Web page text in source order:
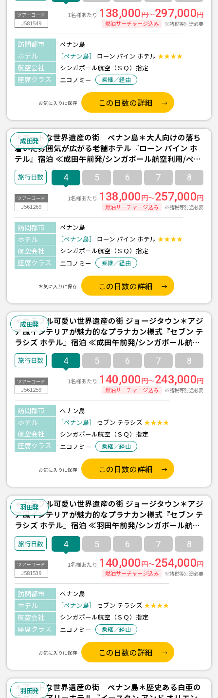
ツアーコード
J581549
1名様あたり 138,000円～297,000円
燃油サーチャージ込み ※諸税等別途必要
訪問都市 ペナン島
ホテル ［ペナン島］ ローン パイン ホテル ★★★★
航空会社 シンガポール航空（ＳＱ）指定
座席クラス エコノミー 乗継／経由
お気に入りに保存 この日数の詳細
成田発
＊アートな世界遺産の街 ペナン島＊大人向けの落ち
着いた雰囲気が広がる老舗ホテル『ローン パイン ホ
テル』宿泊 ≪成田午前発/シンガポール航空利用/ペナ
ン島-バトゥフェリンギ- 2泊4日間/朝食付き≫
4 5 6 7 8
ツアーコード
J561269
1名様あたり 138,000円～257,000円
燃油サーチャージ込み ※諸税等別途必要
訪問都市 ペナン島
ホテル ［ペナン島］ ローン パイン ホテル ★★★★
航空会社 シンガポール航空（ＳＱ）指定
座席クラス エコノミー 乗継／経由
お気に入りに保存 この日数の詳細
成田発
＊カラフル可愛い世界遺産の街 ジョージタウン＊アジ
ア風インテリアが魅力的なプラナカン様式『セブン テ
ラシズ ホテル』宿泊 ≪成田午前発/シンガポール航空
利用/ペナン島 2泊4日間/朝食付き≫
4 5 6 7 8
ツアーコード
J561259
1名様あたり 140,000円～243,000円
燃油サーチャージ込み ※諸税等別途必要
訪問都市 ペナン島
ホテル ［ペナン島］ セブン テラシズ ★★★★
航空会社 シンガポール航空（ＳＱ）指定
座席クラス エコノミー 乗継／経由
お気に入りに保存 この日数の詳細
羽田発
＊カラフル可愛い世界遺産の街 ジョージタウン＊アジ
ア風インテリアが魅力的なプラナカン様式『セブン テ
ラシズ ホテル』宿泊 ≪羽田午前発/シンガポール航空
利用/ペナン島 2泊4日間/朝食付き≫
4 5 6 7 8
ツアーコード
J581539
1名様あたり 140,000円～254,000円
燃油サーチャージ込み ※諸税等別途必要
訪問都市 ペナン島
ホテル ［ペナン島］ セブン テラシズ ★★★★
航空会社 シンガポール航空（ＳＱ）指定
座席クラス エコノミー 乗継／経由
お気に入りに保存 この日数の詳細
羽田発
＊アートな世界遺産の街 ペナン島＊歴史ある白亜の